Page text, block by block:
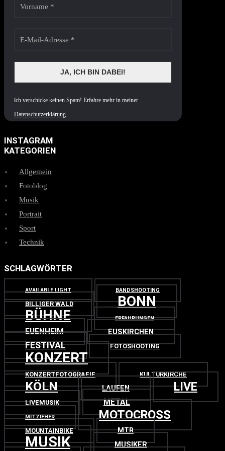
ch verschicke keinen Spam! Erfahre mehr in meiner
Datenschutzerklärung.
INSTAGRAM
KATEGORIEN
Allgemein
Fotoblog
Musik
Portrait
Sport
Technik
SCHLAGWÖRTER
AVAILABLE LIGHT BANDSHOOTING
BILLIGER WALD BONN
BÜHNE ERFAHRUNGEN
EUENHEIM EUSKIRCHEN
FESTIVAL FOTOSHOOTING
KONZERT
KONZERTFOTOGRAFIE KULTURKIRCHE
KÖLN LAUFEN LIVE
LIVEMUSIK METAL
MITZIEHER MOTOCROSS
MOUNTAINBIKE MTB
MUSIK MUSIKER